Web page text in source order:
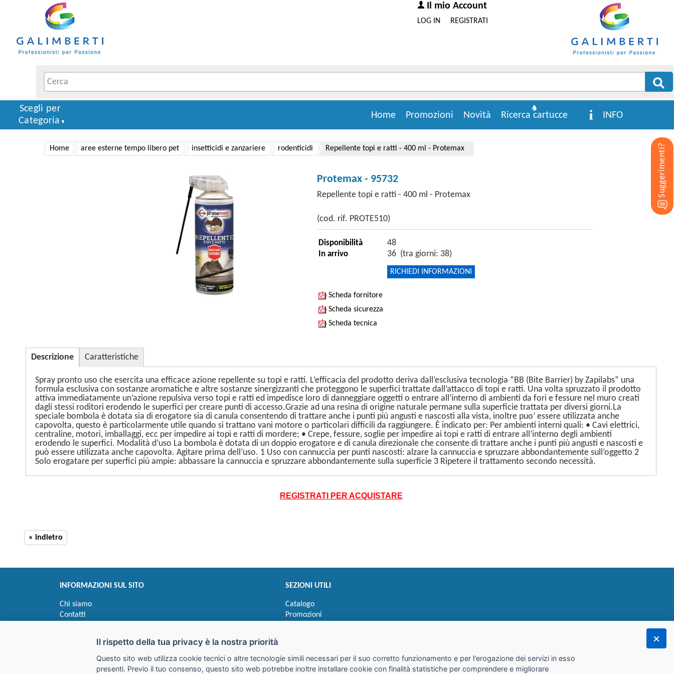
Il mio Account
REGISTRATI
LOG IN
INFO
Ricerca cartucce
Novità
Promozioni
Home
Scegli per
Categoria
Home aree esterne tempo libero pet insetticidi e zanzariere rodenticidi Repellente topi e ratti - 400 ml - Protemax
Protemax - 95732
Repellente topi e ratti - 400 ml - Protemax
(cod. rif. PROTE510)
Disponibilità 48
In arrivo 36 (tra giorni: 38)
RICHIEDI INFORMAZIONI
Scheda fornitore
Scheda sicurezza
Scheda tecnica
Descrizione Caratteristiche
Spray pronto uso che esercita una efficace azione repellente su topi e ratti. L’efficacia del prodotto deriva dall’esclusiva tecnologia “BB (Bite Barrier) by Zapilabs” una
formula esclusiva con sostanze aromatiche e altre sostanze sinergizzanti che proteggono le superfici trattate dall’attacco di topi e ratti. Una volta spruzzato il prodotto
attiva immediatamente un’azione repulsiva verso topi e ratti ed impedisce loro di danneggiare oggetti o entrare all’interno di ambienti da fori e fessure nel muro creati
dagli stessi roditori erodendo le superfici per creare punti di accesso.Grazie ad una resina di origine naturale permane sulla superficie trattata per diversi giorni.La
speciale bombola è dotata sia di erogatore sia di canula consentendo di trattare anche i punti più angusti e nascosti alla vista, inoltre puo’ essere utilizzata anche
capovolta, questo è particolarmente utile quando si trattano vani motore o particolari difficili da raggiungere. È indicato per: Per ambienti interni quali: • Cavi elettrici,
centraline, motori, imballaggi, ecc per impedire ai topi e ratti di mordere; • Crepe, fessure, soglie per impedire ai topi e ratti di entrare all’interno degli ambienti
erodendo le superfici. Modalità d’uso La bombola è dotata di un doppio erogatore e di canula direzionale che consente di trattare anche i punti più angusti e nascosti e
può essere utilizzata anche capovolta. Agitare prima dell’uso. 1 Uso con cannuccia per punti nascosti: alzare la cannuccia e spruzzare abbondantemente sull’oggetto 2
Solo erogatare per superfici più ampie: abbassare la cannuccia e spruzzare abbondantemente sulla superficie 3 Ripetere il trattamento secondo necessità.
REGISTRATI PER ACQUISTARE
« indietro
INFORMAZIONI SUL SITO
Chi siamo
Contatti
Impostazioni cookie
SEZIONI UTILI
Catalogo
Promozioni
Il rispetto della tua privacy è la nostra priorità
Questo sito web utilizza cookie tecnici o altre tecnologie simili necessari per il suo corretto funzionamento e per l'erogazione dei servizi in esso
presenti. Previo il tuo consenso, questo sito web potrebbe inoltre installare cookie con finalità statistiche per comprendere e migliorare